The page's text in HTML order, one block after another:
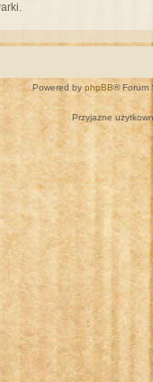
Powered by phpBB® Forum
Przyjazne